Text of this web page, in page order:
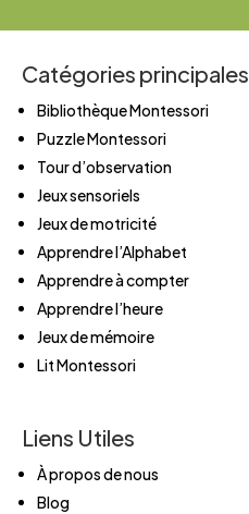
Catégories principales
Bibliothèque Montessori
Puzzle Montessori
Tour d’observation
Jeux sensoriels
Jeux de motricité
Apprendre l’Alphabet
Apprendre à compter
Apprendre l’heure
Jeux de mémoire
Lit Montessori
Liens Utiles
À propos de nous
Blog